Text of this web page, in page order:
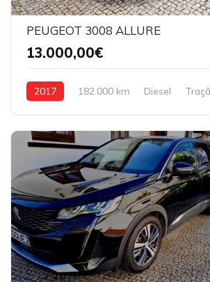
PEUGEOT 3008 ALLURE
13.000,00€
2017 182.000 km Diesel